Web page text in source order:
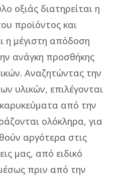
οξιάς διατηρείται η
προϊόντος και
η μέγιστη απόδοση
ανάγκη προσθήκης
Αναζητώντας την
υλικών, επιλέγονται
από την
ολόκληρα, για
αργότερα στις
μας, από ειδικό
πριν από την